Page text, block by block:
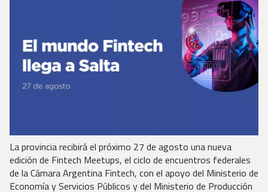
La provincia recibirá el próximo 27 de agosto una nueva
edición de Fintech Meetups, el ciclo de encuentros federales
de la Cámara Argentina Fintech, con el apoyo del Ministerio de
Economía y Servicios Públicos y del Ministerio de Producción